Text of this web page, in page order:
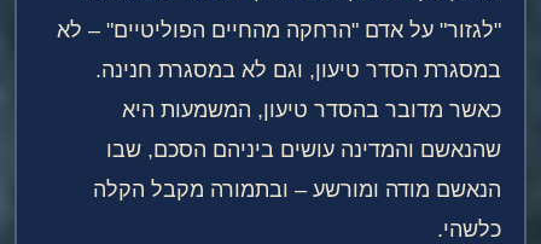
"לגזור" על אדם "הרחקה מהחיים הפוליטיים" – לא
במסגרת הסדר טיעון, וגם לא במסגרת חנינה.
כאשר מדובר בהסדר טיעון, המשמעות היא
שהנאשם והמדינה עושים ביניהם הסכם, שבו
הנאשם מודה ומורשע – ובתמורה מקבל הקלה
כלשהי.